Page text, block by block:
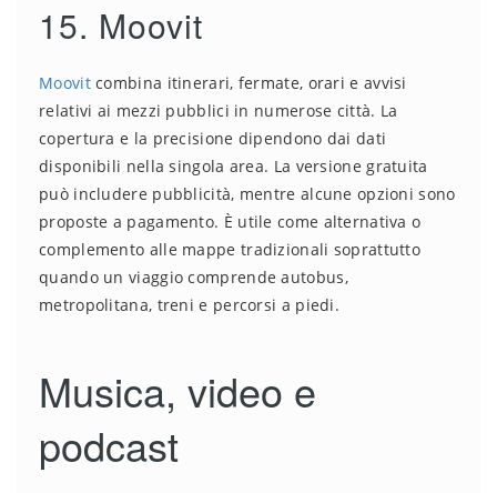
15. Moovit
Moovitcombina itinerari, fermate, orari e avvisi
relativi ai mezzi pubblici in numerose città. La
copertura e la precisione dipendono dai dati
disponibili nella singola area. La versione gratuita
può includere pubblicità, mentre alcune opzioni sono
proposte a pagamento. È utile come alternativa o
complemento alle mappe tradizionali soprattutto
quando un viaggio comprende autobus,
metropolitana, treni e percorsi a piedi.
Musica, video e
podcast